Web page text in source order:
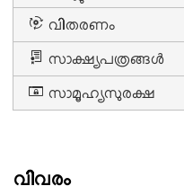
വിതരണം
സാക്ഷ്യപത്രങ്ങള്‍
സാമൂഹ്യസുരക്ഷ
വിവരം